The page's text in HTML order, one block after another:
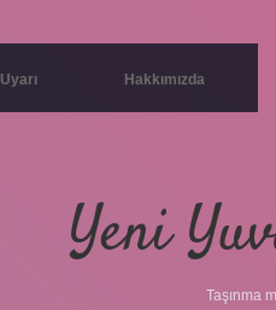
Hakkımızda
Yeni
Taşınma